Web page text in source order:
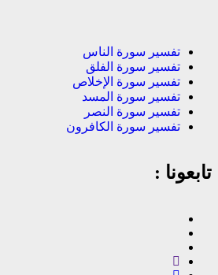
تفسير سورة الناس
تفسير سورة الفلق
تفسير سورة الإخلاص
تفسير سورة المسد
تفسير سورة النصر
تفسير سورة الكافرون
تابعونا :